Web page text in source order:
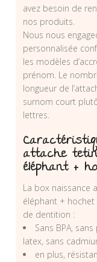
avez besoin de
nos produits.
Nous nous
personnalisée
les modèles
prénom. Le
longueur de
surnom court
lettres.
attache
éléphant +
La box naissance
éléphant +
de dentition :
Sans BPA,
latex, sans
en plus,